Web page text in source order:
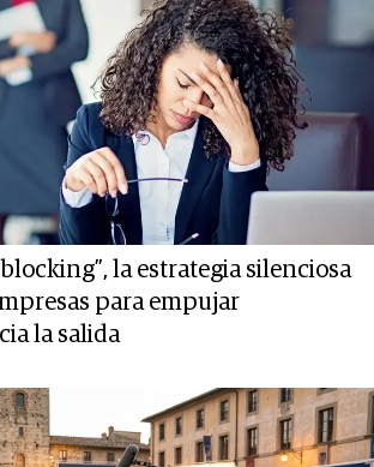
blocking”, la estrategia silenciosa
para empujar
la salida